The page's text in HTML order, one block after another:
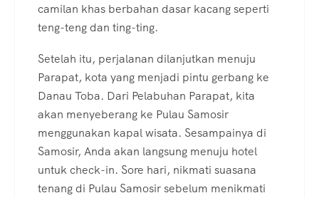
camilan khas berbahan dasar kacang seperti
teng-teng dan ting-ting.
Setelah itu, perjalanan dilanjutkan menuju
Parapat, kota yang menjadi pintu gerbang ke
Danau Toba. Dari Pelabuhan Parapat, kita
akan menyeberang ke Pulau Samosir
menggunakan kapal wisata. Sesampainya di
Samosir, Anda akan langsung menuju hotel
untuk check-in. Sore hari, nikmati suasana
tenang di Pulau Samosir sebelum menikmati